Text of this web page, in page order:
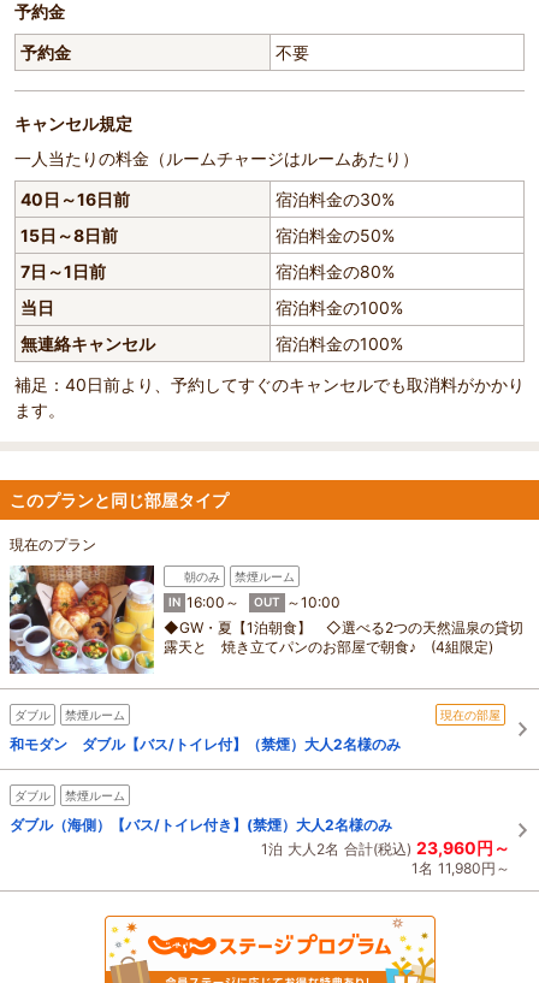
予約金
予約金
不要
キャンセル規定
一人当たりの料金（ルームチャージはルームあたり）
40日～16日前
宿泊料金の30%
15日～8日前
宿泊料金の50%
7日～1日前
宿泊料金の80%
当日
宿泊料金の100%
無連絡キャンセル
宿泊料金の100%
補足：40日前より、予約してすぐのキャンセルでも取消料がかかり
ます。
このプランと同じ部屋タイプ
現在のプラン
朝のみ
禁煙ルーム
IN 16:00～ OUT
～10:00
◆GW・夏【1泊朝食】 ◇選べる2つの天然温泉の貸切
露天と 焼き立てパンのお部屋で朝食♪ (4組限定)
ダブル 禁煙ルーム 現在の部屋
和モダン ダブル【バス/トイレ付】（禁煙）大人2名様のみ
ダブル 禁煙ルーム
ダブル（海側）【バス/トイレ付き】(禁煙）大人2名様のみ
1泊 大人2名 合計(税込) 23,960円～
1名 11,980円～